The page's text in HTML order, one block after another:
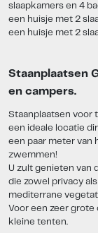
slaapkamers en 4
een huisje met 2
een huisje met 2
Staanplaatsen
en campers.
Staanplaatsen voor
een ideale locatie
een paar meter van
zwemmen!
U zult genieten van
die zowel privacy
mediterrane
Voor een zeer grote
kleine tenten.